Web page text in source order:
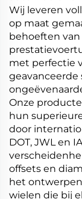
Wij leveren
op maat
behoeften van
met perfectie
geavanceerde
Onze
hun
door
DOT, JWL en
offsets en
het
wielen die bij